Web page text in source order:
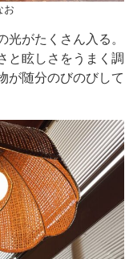
お
光がたくさん入る。
と眩しさをうまく調
が随分のびのびして